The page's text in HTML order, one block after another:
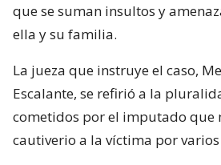
que se suman insultos y
ella y su familia.
La jueza que instruye el caso,
Escalante, se refirió a la
cometidos por el imputado que
cautiverio a la víctima por